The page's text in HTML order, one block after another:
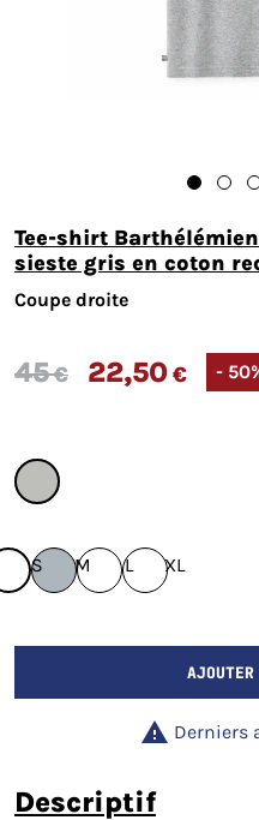
Tee-shirt Barthélémien brodé Pouvoir de la
sieste gris en coton
Coupe droite
45€ 22,50€ -
S M L XL
 Derniers
descriptif